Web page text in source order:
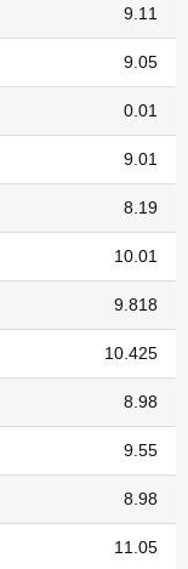
9.11
9.05
0.01
9.01
8.19
10.01
9.818
10.425
8.98
9.55
8.98
11.05